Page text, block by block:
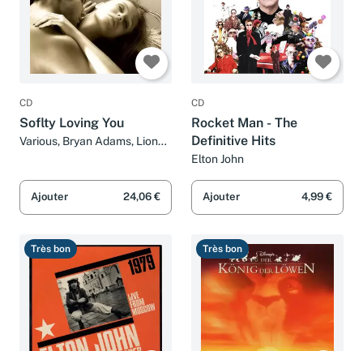
CD
Soflty Loving You
Various, Bryan Adams, Lionel
Sheryl Crow
Ajouter 24,06 €
CD
Rocket Man - The
Definitive Hits
Elton John
Ajouter 4,99 €
Très bon Très bon